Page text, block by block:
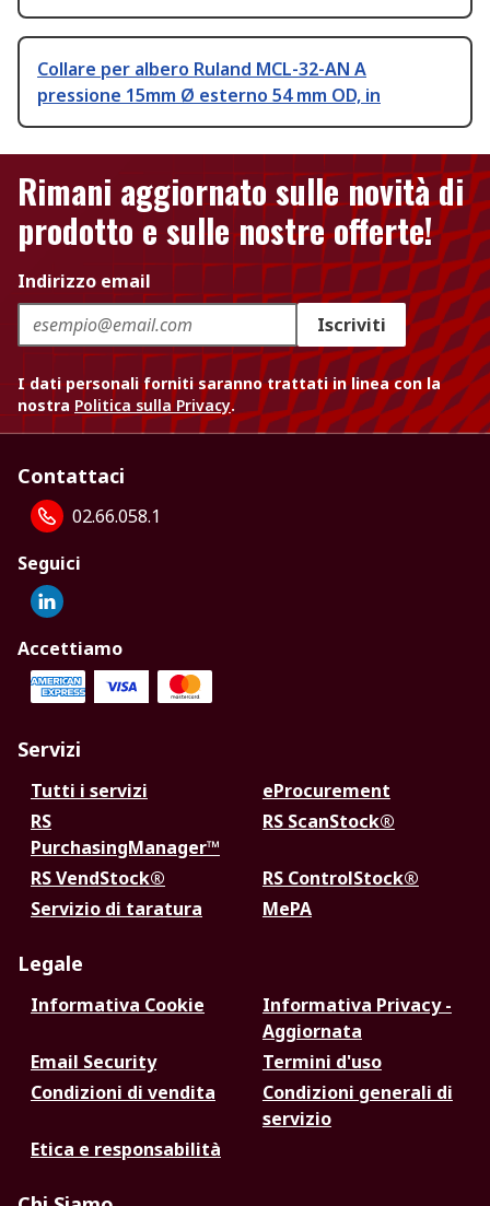
Collare per albero Ruland MCL-32-AN A
pressione 15mm Ø esterno 54 mm OD, in
Rimani aggiornato sulle novità di
prodotto e sulle nostre offerte!
Indirizzo email
Iscriviti
I dati personali forniti saranno trattati in linea con la
nostra Politica sulla Privacy.
Contattaci
02.66.058.1
Seguici
Accettiamo
Servizi
Tutti i servizi
eProcurement
RS
PurchasingManager™
RS ScanStock®
RS VendStock®
RS ControlStock®
Servizio di taratura
MePA
Legale
Informativa Cookie
Informativa Privacy -
Aggiornata
Email Security
Termini d'uso
Condizioni di vendita
Condizioni generali di
servizio
Etica e responsabilità